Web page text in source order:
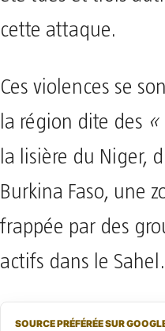
cette attaque.
Ces violences se
la région dite des «
la lisière du Niger,
Burkina Faso, une
frappée par des
actifs dans le Sahel.
SOURCE PRÉFÉRÉE SUR